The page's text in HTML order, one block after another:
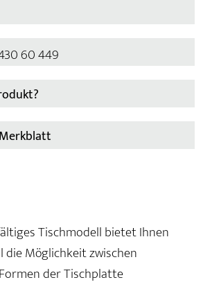
60 449
Tischmodell bietet Ihnen
die Möglichkeit zwischen
der Tischplatte